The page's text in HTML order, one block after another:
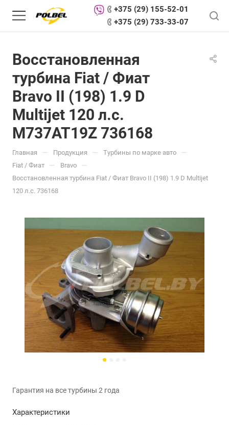
+375 (29) 155-52-01
+375 (29) 733-33-07
Восстановленная
турбина Fiat / Фиат
Bravo II (198) 1.9 D
Multijet 120 л.с.
M737AT19Z 736168
Главная — Продукция — Турбины по марке авто —
Fiat / Фиат — Bravo —
Восстановленная турбина Fiat / Фиат Bravo II (198) 1.9 D Multijet
120 л.с. 736168
Гарантия на все турбины 2 года
Характеристики